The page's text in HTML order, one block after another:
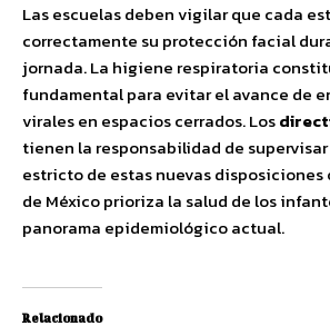
Las escuelas deben vigilar que cada
correctamente su protección facial
jornada. La higiene respiratoria
fundamental para evitar el avance de
virales en espacios cerrados. Los
tienen la responsabilidad de
estricto de estas nuevas disposiciones
de México prioriza la salud de los
panorama epidemiológico actual.
Relacionado